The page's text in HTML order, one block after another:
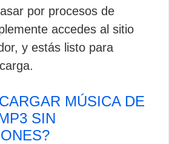
por procesos de
accedes al sitio
y estás listo para
MÚSICA DE
SIN